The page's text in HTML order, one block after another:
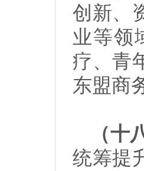
创新、
业等领
疗、青
东盟商
（
统筹提